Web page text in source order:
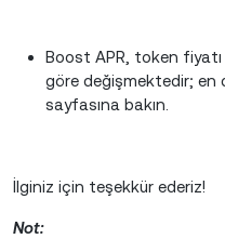
Boost APR, token
göre değişmektedir; en
sayfasına bakın.
İlginiz için teşekkür ederiz!
Not: